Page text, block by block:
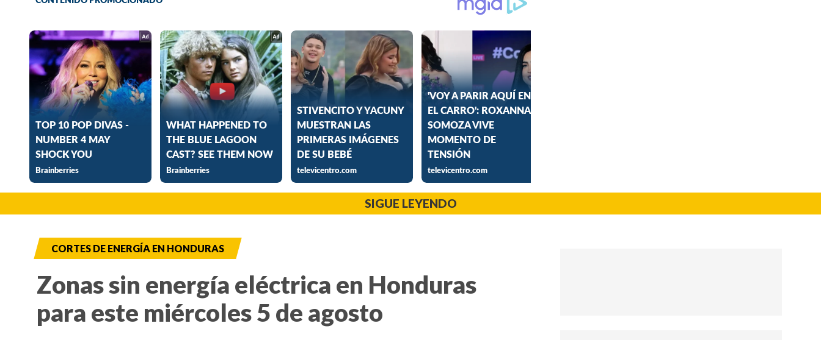
SIGUE LEYENDO
CORTES DE ENERGÍA EN HONDURAS
Zonas sin energía eléctrica en Honduras
para este miércoles 5 de agosto